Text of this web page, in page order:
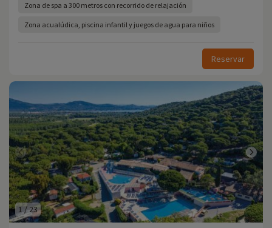
Zona de spa a 300 metros con recorrido de relajación
Zona acualúdica, piscina infantil y juegos de agua para niños
Reservar
1 /23